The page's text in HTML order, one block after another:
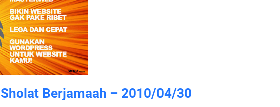
Sholat Berjamaah – 2010/04/30